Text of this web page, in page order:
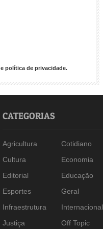
e política de privacidade.
CATEGORIAS
Agricultura
Cotidiano
Cultura
Economia
Editorial
Educação
Esportes
Geral
Infraestrutura
Internacional
Justiça
Off Topic